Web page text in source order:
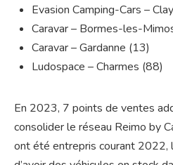
Evasion Camping-Cars –
Caravar – Bormes-les-
Caravar – Gardanne (13)
Ludospace – Charmes (88)
En 2023, 7 points de ventes
consolider le réseau Reimo by
ont été entrepris courant 2022,